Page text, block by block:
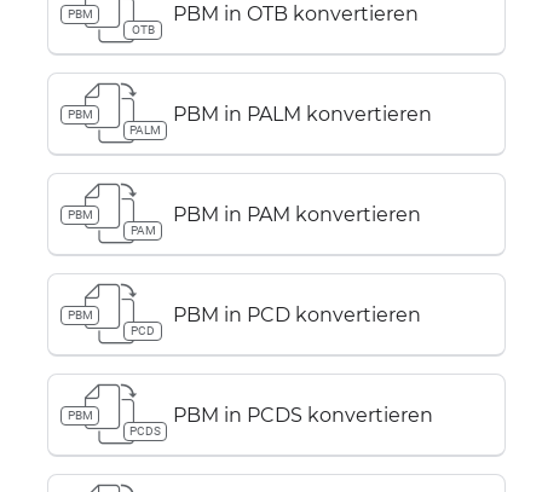
PBM
OTB
PBM in OTB konvertieren
PBM
PALM
PBM in PALM konvertieren
PBM
PAM
PBM in PAM konvertieren
PBM
PCD
PBM in PCD konvertieren
PBM
PCDS
PBM in PCDS konvertieren